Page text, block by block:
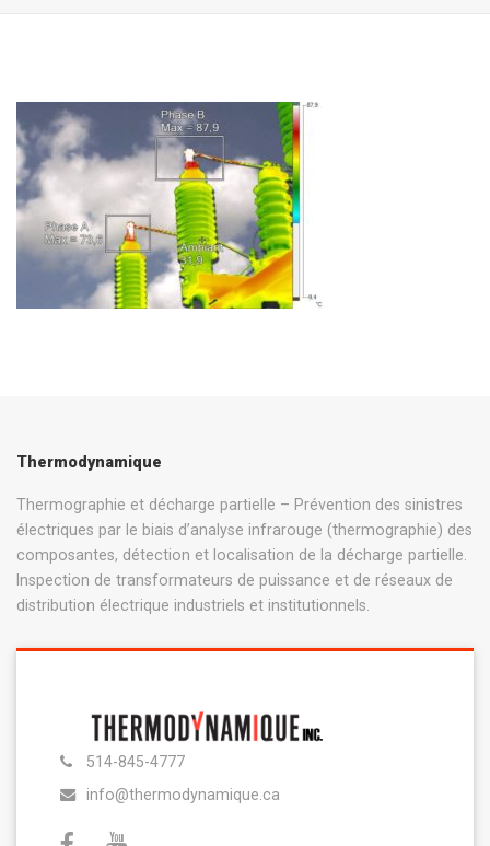
Thermodynamique
Thermographie et décharge partielle – Prévention des sinistres
électriques par le biais d’analyse infrarouge (thermographie) des
composantes, détection et localisation de la décharge partielle.
Inspection de transformateurs de puissance et de réseaux de
distribution électrique industriels et institutionnels.
514-845-4777
info@thermodynamique.ca